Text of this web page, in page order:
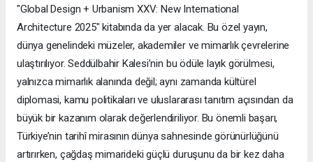
"Global Design + Urbanism XXV: New International
Architecture 2025" kitabında da yer alacak. Bu özel yayın,
dünya genelindeki müzeler, akademiler ve mimarlık çevrelerine
ulaştırılıyor. Seddülbahir Kalesi’nin bu ödüle layık görülmesi,
yalnızca mimarlık alanında değil; aynı zamanda kültürel
diplomasi, kamu politikaları ve uluslararası tanıtım açısından da
büyük bir kazanım olarak değerlendiriliyor. Bu önemli başarı,
Türkiye’nin tarihî mirasının dünya sahnesinde görünürlüğünü
artırırken, çağdaş mimarideki güçlü duruşunu da bir kez daha